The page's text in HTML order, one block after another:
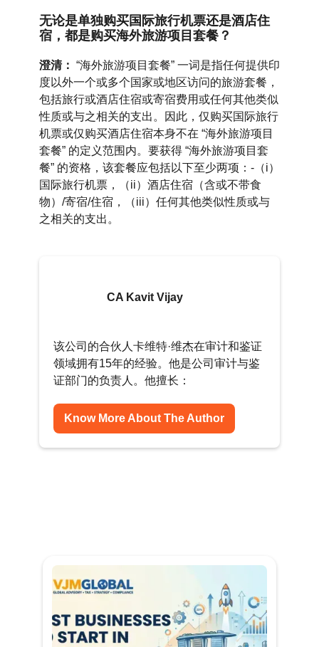
无论是单独购买国际旅行机票还是酒店住
宿，都是购买海外旅游项目套餐？
澄清： “海外旅游项目套餐” 一词是指任何提供印
度以外一个或多个国家或地区访问的旅游套餐，
包括旅行或酒店住宿或寄宿费用或任何其他类似
性质或与之相关的支出。因此，仅购买国际旅行
机票或仅购买酒店住宿本身不在 “海外旅游项目
套餐” 的定义范围内。要获得 “海外旅游项目套
餐” 的资格，该套餐应包括以下至少两项：-（i）
国际旅行机票，（ii）酒店住宿（含或不带食
物）/寄宿/住宿，（iii）任何其他类似性质或与
之相关的支出。
CA Kavit Vijay
该公司的合伙人卡维特·维杰在审计和鉴证
领域拥有15年的经验。他是公司审计与鉴
证部门的负责人。他擅长：
Know More About The Author